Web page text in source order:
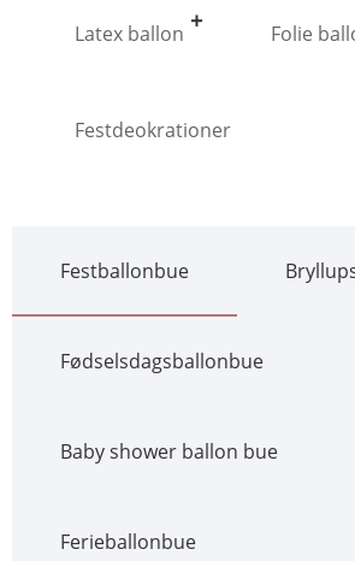
Latex ballon Folie
Festdeokrationer
Festballonbue
Fødselsdagsballonbue
Baby shower ballon bue
Ferieballonbue